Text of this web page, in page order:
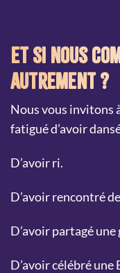
Et si nous
autrement ?
Nous vous invitons
fatigué d’avoir
D’avoir ri.
D’avoir rencontré
D’avoir partagé
D’avoir célébré